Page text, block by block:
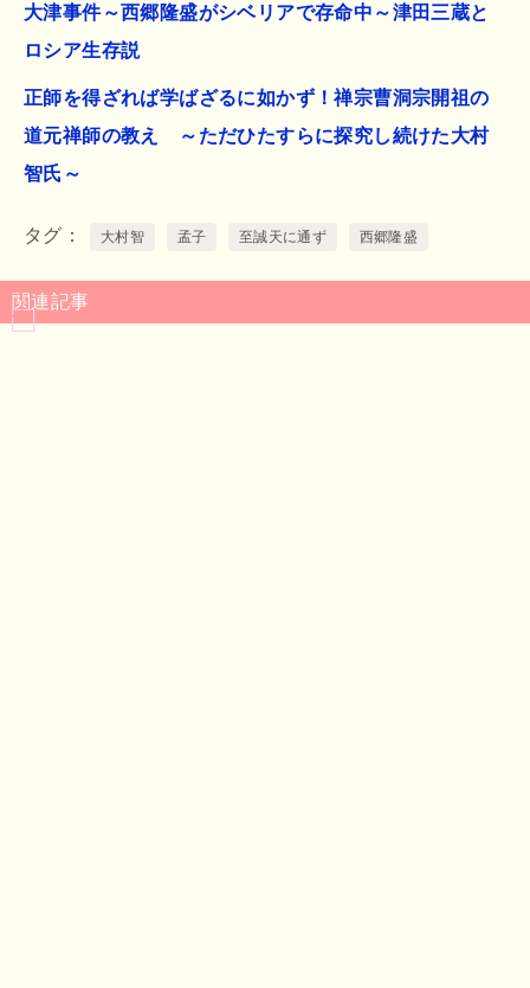
大津事件～西郷隆盛がシベリアで存命中～津田三蔵と
ロシア生存説
正師を得ざれば学ばざるに如かず！禅宗曹洞宗開祖の
道元禅師の教え ～ただひたすらに探究し続けた大村
智氏～
タグ 大村智 孟子 至誠天に通ず 西郷隆盛
関連記事